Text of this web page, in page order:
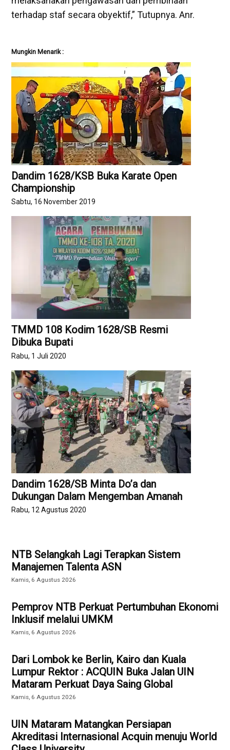
terhadap staf secara obyektif,” Tutupnya. Anr.
Mungkin Menarik :
Dandim 1628/KSB Buka Karate Open
Championship
Sabtu, 16 November 2019
TMMD 108 Kodim 1628/SB Resmi
Dibuka Bupati
Rabu, 1 Juli 2020
Dandim 1628/SB Minta Do’a dan
Dukungan Dalam Mengemban Amanah
Rabu, 12 Agustus 2020
NTB Selangkah Lagi Terapkan Sistem
Manajemen Talenta ASN
Kamis, 6 Agustus 2026
Pemprov NTB Perkuat Pertumbuhan Ekonomi
Inklusif melalui UMKM
Kamis, 6 Agustus 2026
Dari Lombok ke Berlin, Kairo dan Kuala
Lumpur Rektor : ACQUIN Buka Jalan UIN
Mataram Perkuat Daya Saing Global
Kamis, 6 Agustus 2026
UIN Mataram Matangkan Persiapan
Akreditasi Internasional Acquin menuju World